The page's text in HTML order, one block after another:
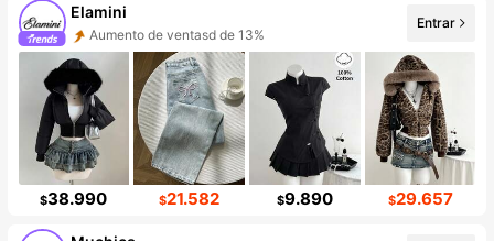
Elamini
Aumento de ventasd de 13%
Incremento de seguidores de 17%
Entrar
$38.990 $21.582 $9.890 $29.657